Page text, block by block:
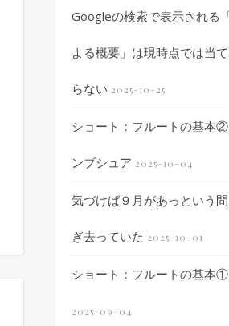
Googleの検索で表示される
よる概要」は現時点では当
らない 2025-10-25
ショート：フルートの基本
ンブシュア 2025-10-04
気づけば９月があっという
ぎ去っていた 2025-10-01
ショート：フルートの基本①
2025-09-04